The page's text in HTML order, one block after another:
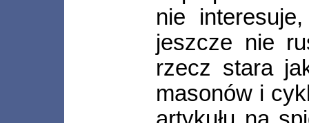
nie
jeszcze nie
rzecz stara
masonów i